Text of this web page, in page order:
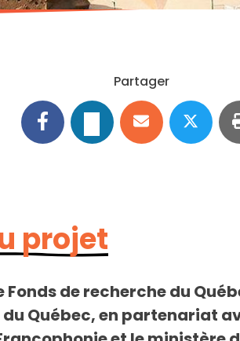
Partager
projet
de recherche du
Québec, en partenariat